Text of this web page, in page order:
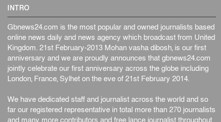
INTRO
Gbnews24.com is the most popular and owned journalists based
online news daily and news agency which broadcast from United
Kingdom. 21st February-2013 Mohan vasha dibosh, is our first
anniversary and we are proudly announces that gbnews24.com
jointly celebrate our first anniversary across the globe including
London, France, Sylhet on the eve of 21st February 2014.
We have dedicated staff and journalist across the world and so
far our registered representative in total more than 270 journalists
and many more contributors and free lance journalist throughout